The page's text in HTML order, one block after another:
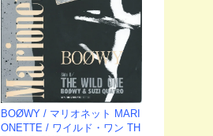
BOØWY / マリオネット MARI
ONETTE / ワイルド・ワン TH